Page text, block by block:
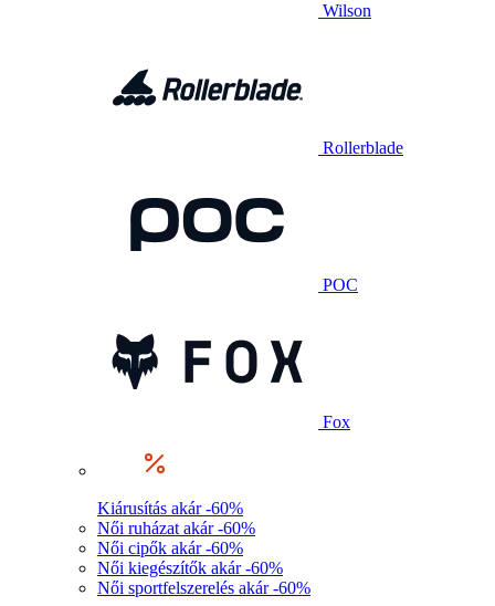
Wilson
Rollerblade
POC
Fox
Kiárusítás akár -60%
Női ruházat akár -60%
Női cipők akár -60%
Női kiegészítők akár -60%
Női sportfelszerelés akár -60%